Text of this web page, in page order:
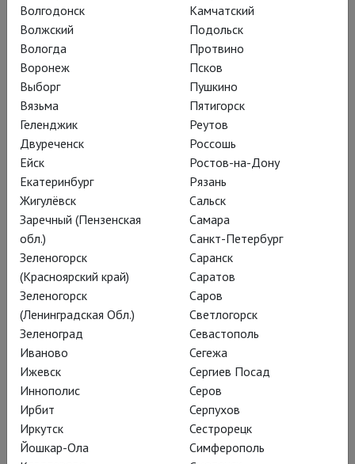
Эффектный спектакль
парадоксальным образом убеждает,
что работы Иво ван Хове не
проигрывают и при трансляции в
кинотеатре.
Гастроли труппы Иво ван Хове на
сцене Театра им. Моссовета
проходят при аншлагах, что можно
объяснить и звездным статусом
режиссера, и – в полушутку –
нашествием тех, кто не попал на
играющего в те же дни на другой
площадке Лепажа, и – уже всерьез –
новизной театрального материала.
Хотя сам роман нидерландского
классика Луи Куперуса «Тайная сила»
совсем не нов, он написан на рубеже
XIX и ХХ веков и, несмотря на
Волгодонск
Волжский
Вологда
Воронеж
Выборг
Вязьма
Геленджик
Двуреченск
Ейск
Екатеринбург
Жигулёвск
Заречный (Пензенская
обл.)
Зеленогорск
(Красноярский край)
Зеленогорск
(Ленинградская Обл.)
Зеленоград
Иваново
Ижевск
Иннополис
Ирбит
Иркутск
Йошкар-Ола
Камчатский
Подольск
Протвино
Псков
Пушкино
Пятигорск
Реутов
Россошь
Ростов-на-Дону
Рязань
Сальск
Самара
Санкт-Петербург
Саранск
Саратов
Саров
Светлогорск
Севастополь
Сегежа
Сергиев Посад
Серов
Серпухов
Сестрорецк
Симферополь